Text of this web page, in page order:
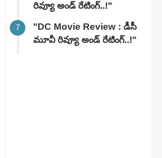
రివ్యూ అండ్ రేటింగ్‌..!"
"DC Movie Review : డీసీ
మూవీ రివ్యూ అండ్ రేటింగ్‌..!"